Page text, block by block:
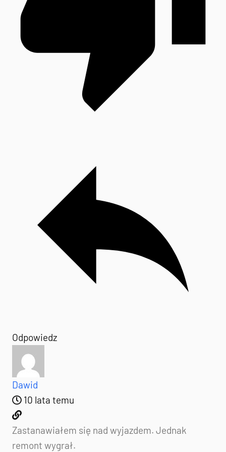
Odpowiedz
Dawid
10 lata temu
Zastanawiałem się nad wyjazdem. Jednak
remont wygrał.